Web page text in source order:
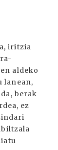
iritzia
aldeko
lanean,
berak
ez